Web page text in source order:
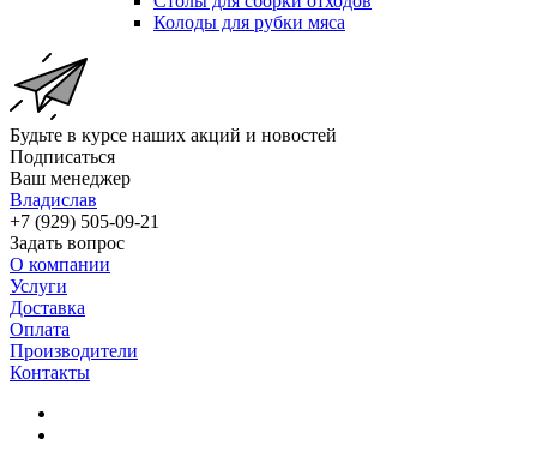
Колоды для рубки мяса
Будьте в курсе наших акций и новостей
Подписаться
Ваш менеджер
Владислав
+7 (929) 505-09-21
Задать вопрос
О компании
Услуги
Доставка
Оплата
Производители
Контакты